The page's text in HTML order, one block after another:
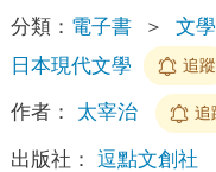
分類： 電子書 ＞ 文學
日本現代文學
追蹤
作者： 太宰治 追
出版社： 逗點文創社